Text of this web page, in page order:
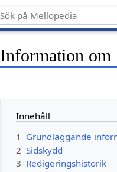
Information om
Innehåll
1 Grundläggande
2 Sidskydd
3 Redigeringshistorik